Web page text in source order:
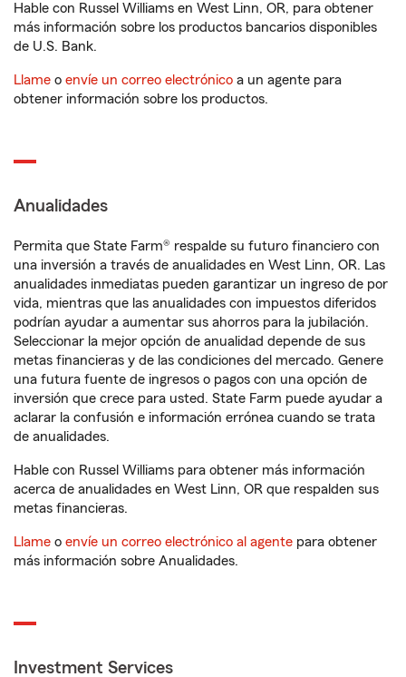
Hable con Russel Williams en West Linn, OR, para obtener
más información sobre los productos bancarios disponibles
de U.S. Bank.
Llame o envíe un correo electrónico a un agente para
obtener información sobre los productos.
Anualidades
Permita que State Farm® respalde su futuro financiero con
una inversión a través de anualidades en West Linn, OR. Las
anualidades inmediatas pueden garantizar un ingreso de por
vida, mientras que las anualidades con impuestos diferidos
podrían ayudar a aumentar sus ahorros para la jubilación.
Seleccionar la mejor opción de anualidad depende de sus
metas financieras y de las condiciones del mercado. Genere
una futura fuente de ingresos o pagos con una opción de
inversión que crece para usted. State Farm puede ayudar a
aclarar la confusión e información errónea cuando se trata
de anualidades.
Hable con Russel Williams para obtener más información
acerca de anualidades en West Linn, OR que respalden sus
metas financieras.
Llame o envíe un correo electrónico al agente para obtener
más información sobre Anualidades.
Investment Services